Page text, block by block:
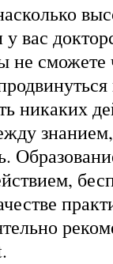
вас
не сможете
никаких